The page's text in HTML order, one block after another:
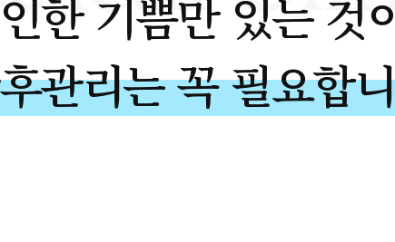
한 기쁨만 있는 것
관리는 꼭 필요합